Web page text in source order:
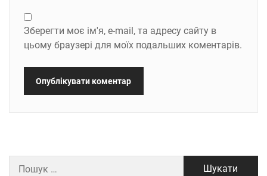
Зберегти моє ім'я, e-mail, та адресу сайту в
цьому браузері для моїх подальших коментарів.